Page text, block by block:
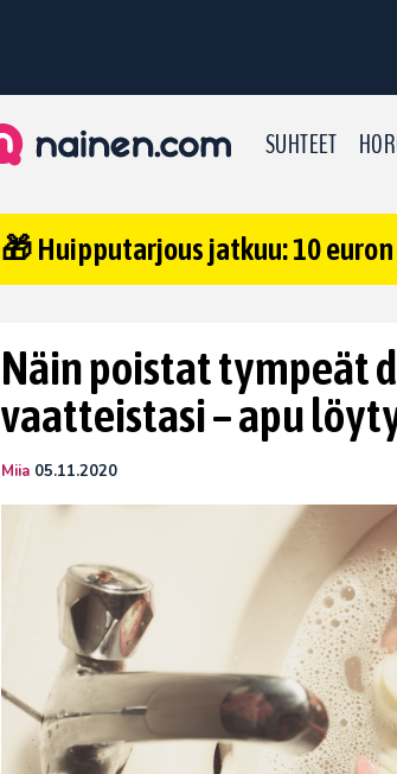
SUHTEET
🎁 Huipputarjous jatkuu: 10
Näin poistat tympeät
vaatteistasi – apu
Miia 05.11.2020